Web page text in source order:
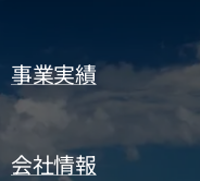
事業実績
会社情報